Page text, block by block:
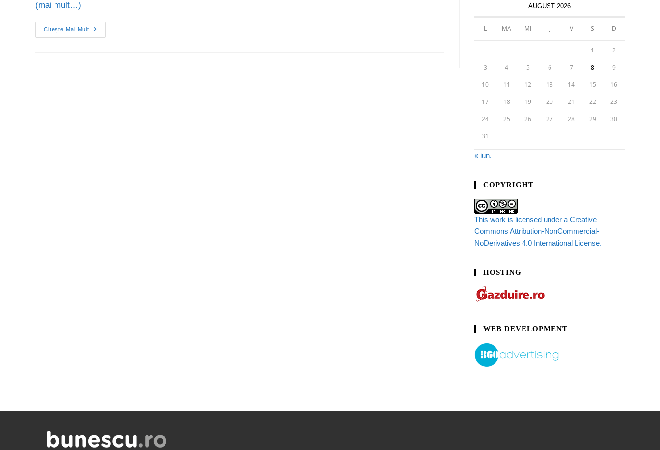
(mai mult…)
Citește Mai Mult
AUGUST 2026
L MA MI J V S D
1 2
3 4 5 6 7 8 9
10 11 12 13 14 15 16
17 18 19 20 21 22 23
24 25 26 27 28 29 30
31
« iun.
COPYRIGHT
This work is licensed under a Creative
Commons Attribution-NonCommercial-
NoDerivatives 4.0 International License.
HOSTING
WEB DEVELOPMENT